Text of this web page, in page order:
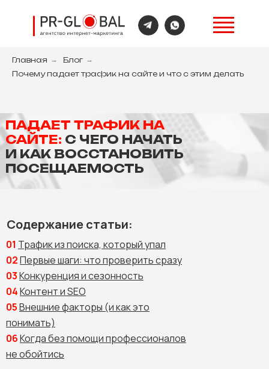
Главная → Блог →
Почему падает трафик на сайте и что с этим делать
01 Трафик из поиска, который упал
02Первые шаги: что проверить сразу
03Конкуренция и сезонность
04Контент и SEO
05Внешние факторы (и как это
понимать)
06Когда без помощи профессионалов
не обойтись
ПАДАЕТ ТРАФИК НА
САЙТЕ: С ЧЕГО НАЧАТЬ
И КАК ВОССТАНОВИТЬ
ПОСЕЩАЕМОСТЬ
Содержание статьи: